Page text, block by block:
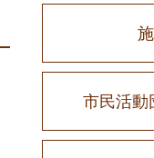
市民活動